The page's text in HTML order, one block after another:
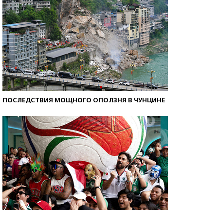
ПОСЛЕДСТВИЯ МОЩНОГО ОПОЛЗНЯ В ЧУНЦИНЕ